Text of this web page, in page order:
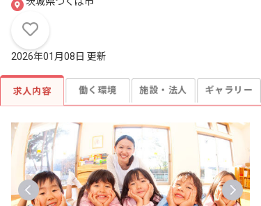
2026年01月08日 更新
求人内容 働く環境 施設・法人 ギャラリー